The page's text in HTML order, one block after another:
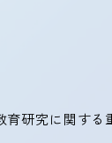
育研究に関する